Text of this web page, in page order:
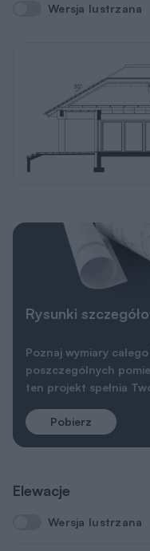
Wersja lustrzana
Wersja lustrzana
Rysunki
Poznaj wymiary
poszczególnych
ten projekt spełnia
Pobierz
Elewacje
Wersja lustrzana
Wersja lustrzana